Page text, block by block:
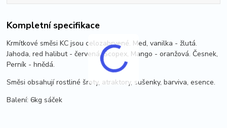
Kompletní specifikace
Krmítkové směsi KC jsou celozabrvené. Med, vanilka - žlutá.
Jahoda, red halibut - červená. Scopex, Mango - oranžová. Česnek,
Perník - hnědá.
Směsi obsahují rostliné šroty, atraktory, sušenky, barviva, esence.
Balení: 6kg sáček